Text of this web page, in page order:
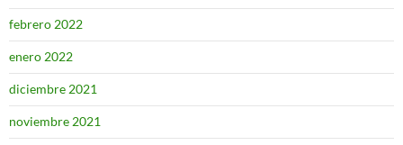
febrero 2022
enero 2022
diciembre 2021
noviembre 2021